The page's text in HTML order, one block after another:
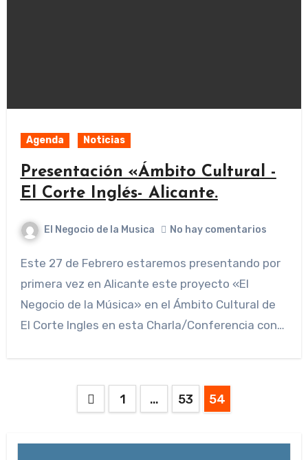
Agenda Noticias
Presentación «Ámbito Cultural -
El Corte Inglés- Alicante.
El Negocio de la Musica No hay comentarios
Este 27 de Febrero estaremos presentando por
primera vez en Alicante este proyecto «El
Negocio de la Música» en el Ámbito Cultural de
El Corte Ingles en esta Charla/Conferencia con…
Paginación1 … 53 54